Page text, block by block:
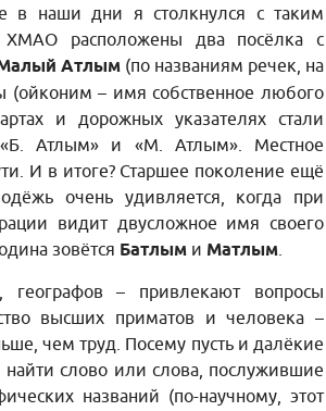
в наши дни я столкнулся с таким
ХМАО расположены два посёлка с
Атлым (по названиям речек, на
– имя собственное любого
и дорожных указателях стали
«Б. Атлым» и «М. Атлым». Местное
И в итоге? Старшее поколение ещё
очень удивляется, когда при
видит двусложное имя своего
зовётся Батлым и Матлым.
– привлекают вопросы
высших приматов и человека –
чем труд. Посему пусть и далёкие
слово или слова, послужившие
названий (по-научному, этот